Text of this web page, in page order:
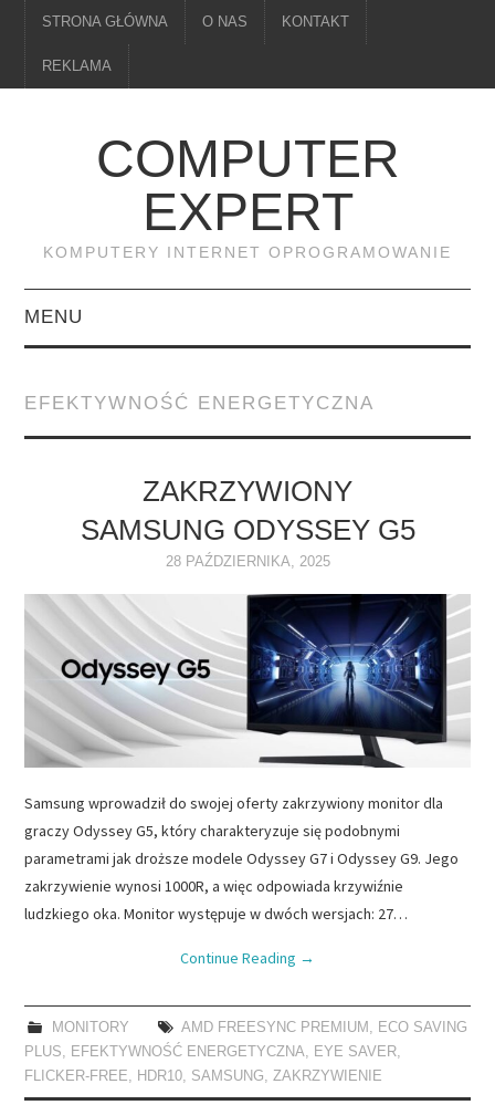
STRONA GŁÓWNA O NAS KONTAKT
REKLAMA
COMPUTER
EXPERT
KOMPUTERY INTERNET OPROGRAMOWANIE
MENU
MONITORY
NAPĘDY
OPROGRAMOWANIE
INTERNET
EFEKTYWNOŚĆ ENERGETYCZNA
ZAKRZYWIONY
SAMSUNG ODYSSEY G5
28 PAŹDZIERNIKA, 2025
Samsung wprowadził do swojej oferty zakrzywiony monitor dla
graczy Odyssey G5, który charakteryzuje się podobnymi
parametrami jak droższe modele Odyssey G7 i Odyssey G9. Jego
zakrzywienie wynosi 1000R, a więc odpowiada krzywiźnie
ludzkiego oka. Monitor występuje w dwóch wersjach: 27…
Continue Reading →
MONITORY AMD FREESYNC PREMIUM , ECO SAVING
PLUS, EFEKTYWNOŚĆ ENERGETYCZNA, EYE SAVER,
FLICKER-FREE, HDR10, SAMSUNG,ZAKRZYWIENIE